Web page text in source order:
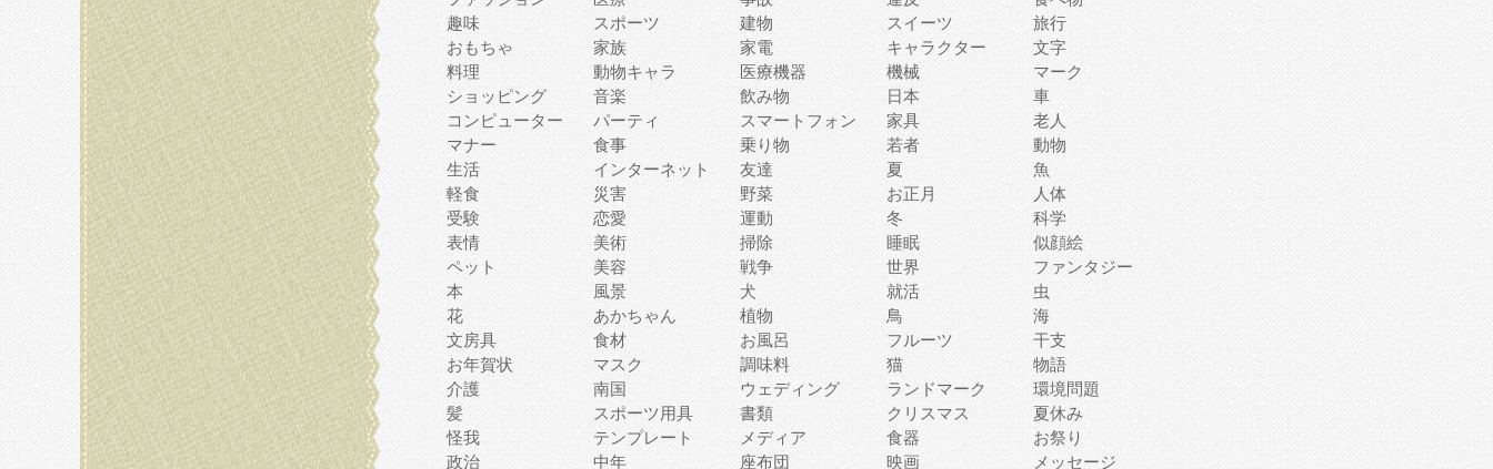
趣味
スポーツ 建物 スイーツ
旅行
おもちゃ
家族 家電 キャラクター
文字
料理
動物キャラ 医療機器 機械
マーク
ショッピング
音楽 飲み物 日本
車
コンピューター
パーティ スマートフォン 家具
老人
マナー
食事 乗り物 若者
動物
生活
インターネット 友達 夏
魚
軽食
災害 野菜 お正月
人体
受験
恋愛 運動 冬
科学
表情
美術 掃除 睡眠
似顔絵
ペット
美容 戦争 世界
ファンタジー
本
風景 犬 就活
虫
花
あかちゃん 植物 鳥
海
文房具
食材 お風呂 フルーツ
干支
お年賀状
マスク 調味料 猫
物語
介護
南国 ウェディング ランドマーク
環境問題
髪
スポーツ用具 書類 クリスマス
夏休み
怪我
テンプレート メディア 食器
お祭り
政治
中年 座布団 映画 メッセージ